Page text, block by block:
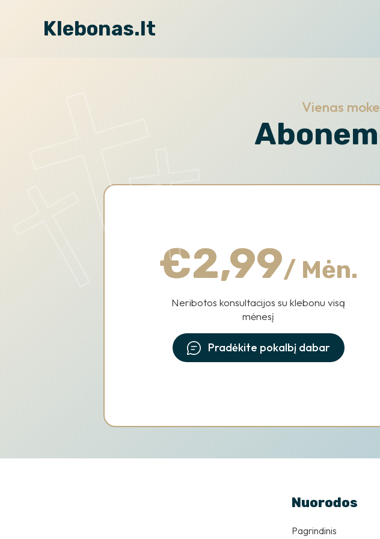
Klebonas.lt
Vienas
€2,99/ Mėn.
Neribotos konsultacijos su klebonu visą
mėnesį
Pradėkite pokalbį dabar
Nuorodos
Pagrindinis